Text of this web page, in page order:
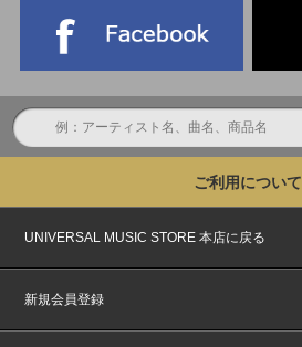
ご利用について
UNIVERSAL MUSIC STORE 本店に戻る
新規会員登録